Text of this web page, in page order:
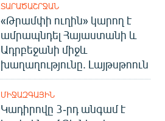
ՏԱՐԱԾԱՇՐՋԱՆ
«Թրամփի ուղին» կարող է
ամրապնդել Հայաստանի և
Ադրբեջանի միջև
խաղաղությունը. Լայթսթոուն
ՄԻՋԱԶԳԱՅԻՆ
Կադիրովը 3-րդ անգամ է